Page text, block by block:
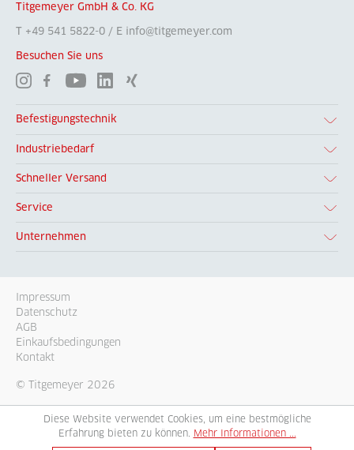
Titgemeyer GmbH & Co. KG
T +49 541 5822-0 / E info@titgemeyer.com
Besuchen Sie uns
Befestigungstechnik
Industriebedarf
Schneller Versand
Service
Unternehmen
Impressum
Datenschutz
AGB
Einkaufsbedingungen
Kontakt
© Titgemeyer 2026
Diese Website verwendet Cookies, um eine bestmögliche
Erfahrung bieten zu können. Mehr Informationen ...